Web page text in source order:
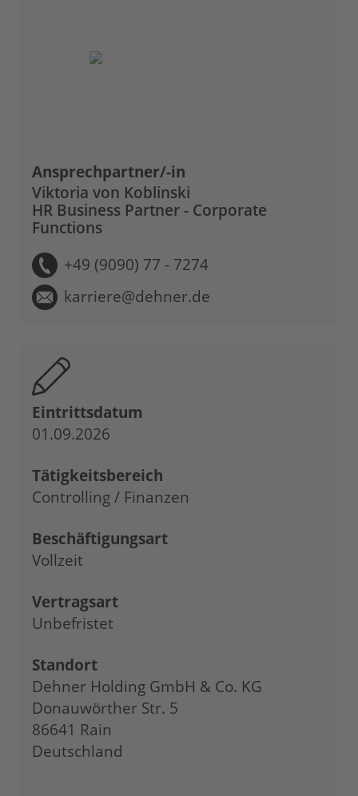
Ansprechpartner/-in
Viktoria von Koblinski
HR Business Partner - Corporate
Functions
+49 (9090) 77 - 7274
karriere@dehner.de
Eintrittsdatum
01.09.2026
Tätigkeitsbereich
Controlling / Finanzen
Beschäftigungsart
Vollzeit
Vertragsart
Unbefristet
Standort
Dehner Holding GmbH & Co. KG
Donauwörther Str. 5
86641 Rain
Deutschland